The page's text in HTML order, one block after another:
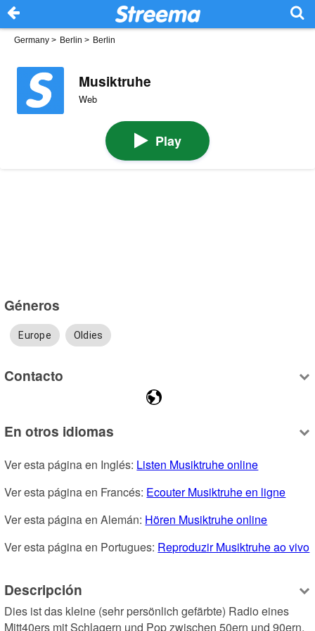
Germany > Berlin > Berlin
Musiktruhe
Web
Play
Géneros
Europe Oldies
Contacto
En otros idiomas
Ver esta página en Inglés: Listen Musiktruhe online
Ver esta página en Francés: Ecouter Musiktruhe en ligne
Ver esta página en Alemán: Hören Musiktruhe online
Ver esta página en Portugues: Reproduzir Musiktruhe ao vivo
Descripción
Dies ist das kleine (sehr persönlich gefärbte) Radio eines
Mitt40ers mit Schlagern und Pop zwischen 50ern und 90ern,